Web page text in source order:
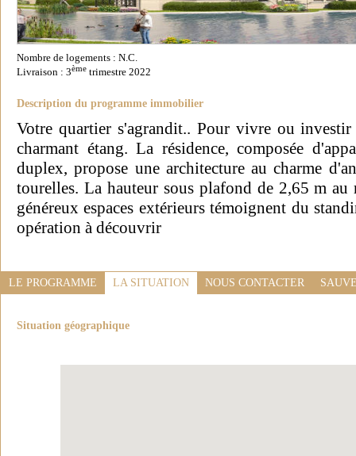
Nombre de logements : N.C.
Livraison : 3ème trimestre 2022
Description du programme immobilier
Votre quartier s'agrandit.. Pour vivre ou
charmant étang. La résidence, composée
duplex, propose une architecture au charme
tourelles. La hauteur sous plafond de 2,65 m au
généreux espaces extérieurs témoignent du
opération à découvrir
LE PROGRAMME LA SITUATION NOUS CONTACTER
Situation géographique